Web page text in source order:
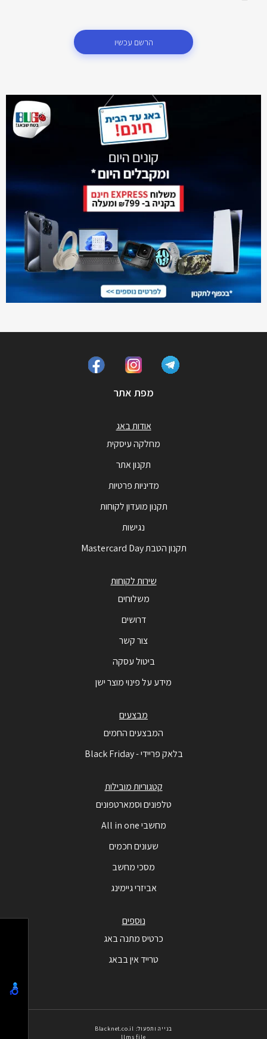
הרשם עכשיו
מפת אתר
אודות באג
מחלקה עיסקית
תקנון אתר
מדיניות פרטיות
תקנון מועדון לקוחות
נגישות
תקנון הטבת Mastercard Day
שירות לקוחות
משלוחים
דרושים
צור קשר
ביטול עסקה
מידע על פינוי מוצר ישן
מבצעים
המבצעים החמים
בלאק פריידי - Black Friday
קטגוריות מובילות
טלפונים וסמארטפונים
מחשבי All in one
שעונים חכמים
מסכי מחשב
אביזרי גיימינג
נוספים
כרטיס מתנה באג
טרייד אין בבאג
בנייה ותפעול: Blacknet.co.il
llms file